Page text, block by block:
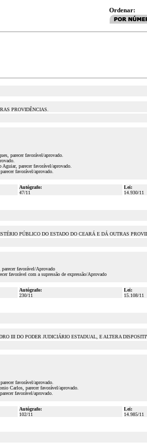
Ordenar:
PROVIDÊNCIAS.
parecer favorável/aprovado.
parecer favorável/aprovado.
favorável/aprovado.
Autógrafo:
47/11
Lei:
14.930/11
PÚBLICO DO ESTADO DO CEARÁ E DÁ OUTRAS
favorável/Aprovado
favorável com a supressão de expressão/Aprovado
Autógrafo:
230/11
Lei:
15.108/11
III DO PODER JUDICIÁRIO ESTADUAL, E ALTERA
favorável/aprovado.
Carlos, parecer favorável/aprovado.
favorável/aprovado.
Autógrafo:
102/11
Lei:
14.985/11